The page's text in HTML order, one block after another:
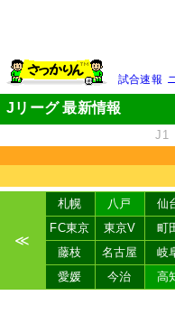
試合速報
Jリーグ 最新情報
J1
≪
札幌 八戸 仙
FC東京
東京V 町
藤枝
名古屋 岐
愛媛
今治 高